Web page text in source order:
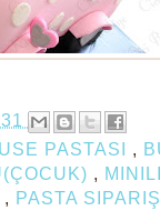
PASTASI ,
,
, PASTA